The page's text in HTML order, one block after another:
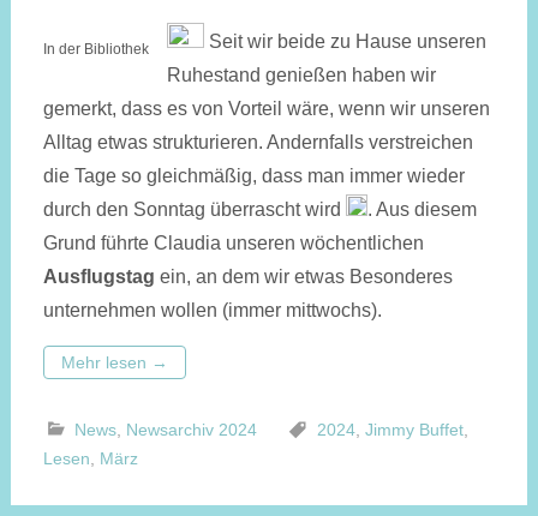
In der Bibliothek
Seit wir beide zu Hause unseren
Ruhestand genießen haben wir
gemerkt, dass es von Vorteil wäre, wenn wir unseren
Alltag etwas strukturieren. Andernfalls verstreichen
die Tage so gleichmäßig, dass man immer wieder
durch den Sonntag überrascht wird
. Aus diesem
Grund führte Claudia unseren wöchentlichen
Ausflugstag ein, an dem wir etwas Besonderes
unternehmen wollen (immer mittwochs).
Mehr lesen →
News, Newsarchiv 2024 2024, Jimmy Buffet,
Lesen, März